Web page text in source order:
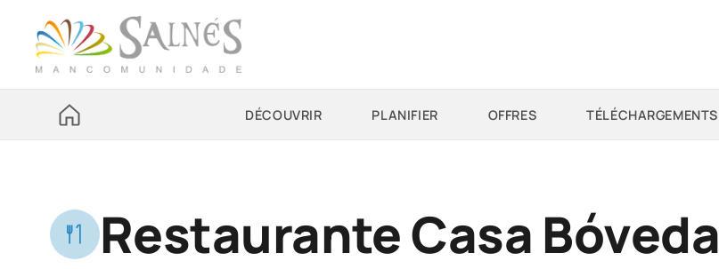
DÉCOUVRIR PLANIFIER OFFRES TÉLÉCHARGEMENTS
Restaurante Casa Bóveda